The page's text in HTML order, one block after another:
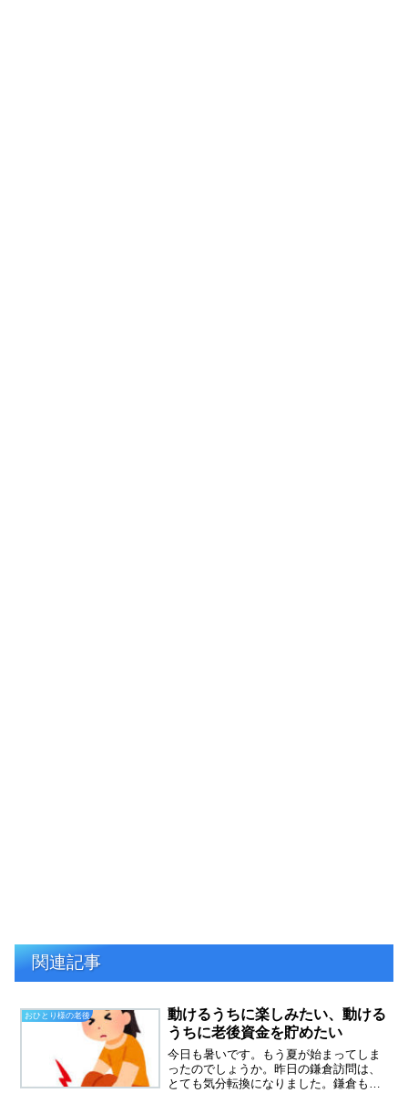
関連記事
おひとり様の老後
動けるうちに楽しみたい、動ける
うちに老後資金を貯めたい
今日も暑いです。もう夏が始まってしま
ったのでしょうか。昨日の鎌倉訪問は、
とても気分転換になりました。鎌倉も蒸